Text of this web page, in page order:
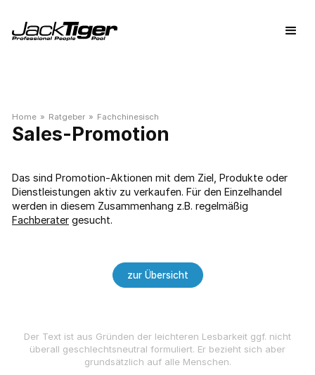
Home » Ratgeber » Fachchinesisch
Sales-Promotion
Das sind Promotion-Aktionen mit dem Ziel, Produkte oder
Dienstleistungen aktiv zu verkaufen. Für den Einzelhandel
werden in diesem Zusammenhang z.B. regelmäßig
Fachberater gesucht.
zur Übersicht
Der Text ist aus Gründen der leichteren Lesbarkeit ggf. nicht
überall geschlechts­neutral formuliert. Er bezieht sich aber
grundsätzlich auf alle Menschen.